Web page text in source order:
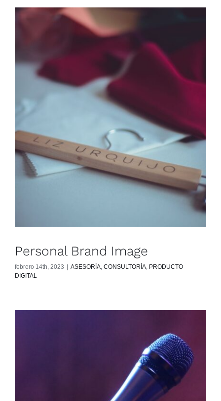
Personal Brand Image
febrero 14th, 2023 ASESORÍA, CONSULTORÍA, PRODUCTO
DIGITAL